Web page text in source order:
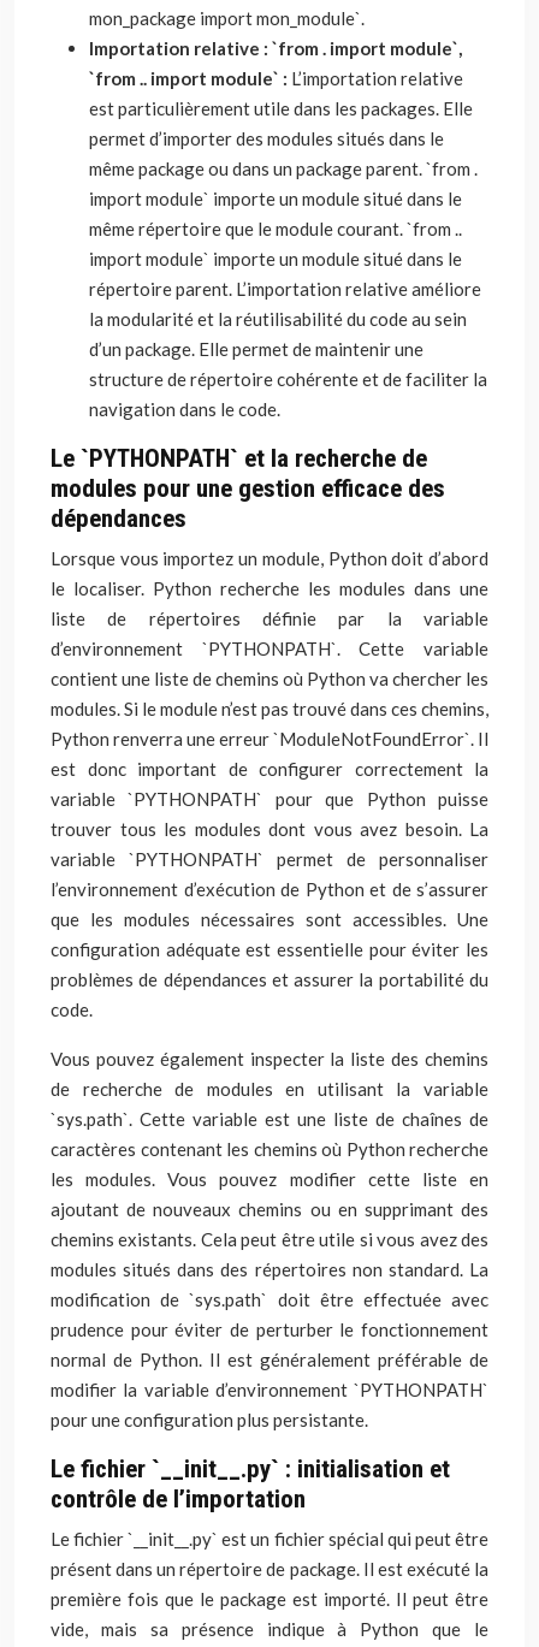
mon_package import mon_module`.
Importation relative : `from . import module`,
`from .. import module` : L’importation relative
est particulièrement utile dans les packages. Elle
permet d’importer des modules situés dans le
même package ou dans un package parent. `from .
import module` importe un module situé dans le
même répertoire que le module courant. `from ..
import module` importe un module situé dans le
répertoire parent. L’importation relative améliore
la modularité et la réutilisabilité du code au sein
d’un package. Elle permet de maintenir une
structure de répertoire cohérente et de faciliter la
navigation dans le code.
Le `PYTHONPATH` et la recherche de
modules pour une gestion efficace des
dépendances
Lorsque vous importez un module, Python doit d’abord
le localiser. Python recherche les modules dans une
liste de répertoires définie par la variable
d’environnement `PYTHONPATH`. Cette variable
contient une liste de chemins où Python va chercher les
modules. Si le module n’est pas trouvé dans ces chemins,
Python renverra une erreur `ModuleNotFoundError`. Il
est donc important de configurer correctement la
variable `PYTHONPATH` pour que Python puisse
trouver tous les modules dont vous avez besoin. La
variable `PYTHONPATH` permet de personnaliser
l’environnement d’exécution de Python et de s’assurer
que les modules nécessaires sont accessibles. Une
configuration adéquate est essentielle pour éviter les
problèmes de dépendances et assurer la portabilité du
code.
Vous pouvez également inspecter la liste des chemins
de recherche de modules en utilisant la variable
`sys.path`. Cette variable est une liste de chaînes de
caractères contenant les chemins où Python recherche
les modules. Vous pouvez modifier cette liste en
ajoutant de nouveaux chemins ou en supprimant des
chemins existants. Cela peut être utile si vous avez des
modules situés dans des répertoires non standard. La
modification de `sys.path` doit être effectuée avec
prudence pour éviter de perturber le fonctionnement
normal de Python. Il est généralement préférable de
modifier la variable d’environnement `PYTHONPATH`
pour une configuration plus persistante.
Le fichier `__init__.py` : initialisation et
contrôle de l’importation
Le fichier `__init__.py` est un fichier spécial qui peut être
présent dans un répertoire de package. Il est exécuté la
première fois que le package est importé. Il peut être
vide, mais sa présence indique à Python que le